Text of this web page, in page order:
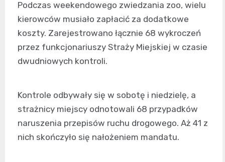
Podczas weekendowego zwiedzania zoo, wielu
kierowców musiało zapłacić za dodatkowe
koszty. Zarejestrowano łącznie 68 wykroczeń
przez funkcjonariuszy Straży Miejskiej w czasie
dwudniowych kontroli.
Kontrole odbywały się w sobotę i niedzielę, a
strażnicy miejscy odnotowali 68 przypadków
naruszenia przepisów ruchu drogowego. Aż 41 z
nich skończyło się nałożeniem mandatu.